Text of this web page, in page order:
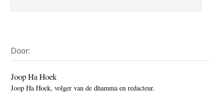
Sidebar
Door:
Joop Ha Hoek
Joop Ha Hoek, volger van de dhamma en redacteur.